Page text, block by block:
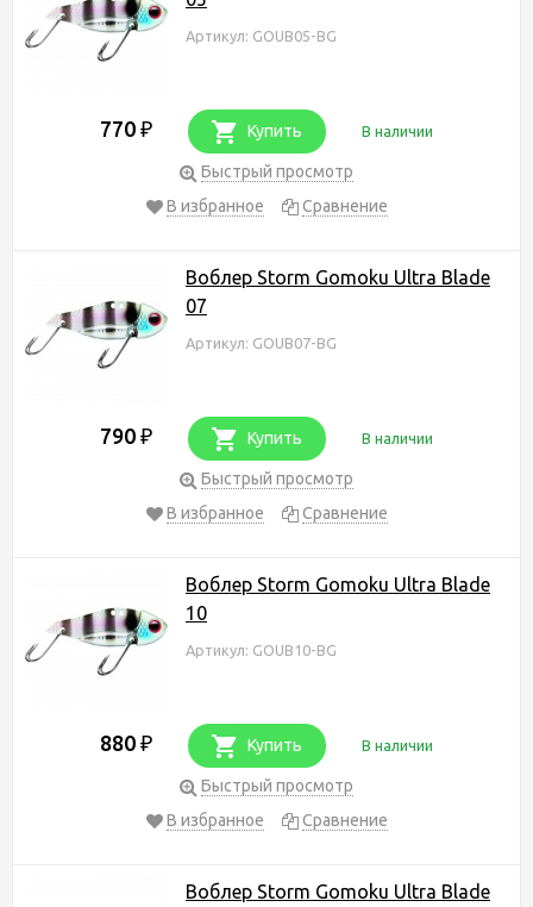
Артикул: GOUB05-BG
770 ₽ Купить В наличии
Быстрый просмотр
В избранное
Сравнение
Воблер Storm Gomoku Ultra Blade
07
Артикул: GOUB07-BG
790 ₽ Купить В наличии
Быстрый просмотр
В избранное
Сравнение
Воблер Storm Gomoku Ultra Blade
10
Артикул: GOUB10-BG
880 ₽ Купить В наличии
Быстрый просмотр
В избранное
Сравнение
Воблер Storm Gomoku Ultra Blade